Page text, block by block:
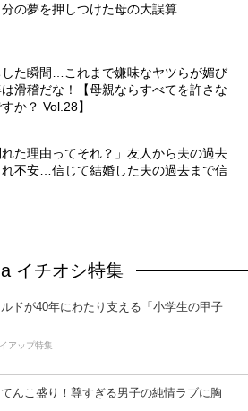
の夢を押しつけた母の大誤算
した瞬間…これまで嫌味なヤツらが媚び
滑稽だな！【母親ならすべてを許さな
か？ Vol.28】
れた理由ってそれ？」友人から夫の過去
れ不安…信じて結婚した夫の過去まで信
イチオシ特集
ドが40年にわたり支える「小学生の甲子
アップ特集
んこ盛り！尊すぎる男子の純情ラブに胸